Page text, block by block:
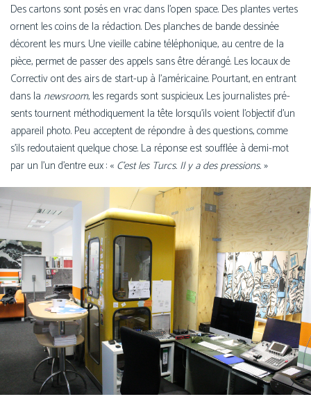
Des car­tons sont posés en vrac dans l’open space. Des plantes vertes
ornent les coins de la rédac­tion. Des planches de bande des­si­née
décorent les murs. Une vieille cabine télé­pho­nique, au centre de la
pièce, per­met de pas­ser des appels sans être déran­gé. Les locaux de
Correctiv ont des airs de start-up à l’américaine. Pourtant, en entrant
dans la news­room, les regards sont sus­pi­cieux. Les jour­na­listes pré­
sents tournent métho­di­que­ment la tête lors­qu’ils voient l’ob­jec­tif d’un
appa­reil pho­to. Peu acceptent de répondre à des ques­tions, comme
s’ils redou­taient quelque chose. La réponse est souf­flée à demi-mot
par un l’un d’entre eux : « C’est les Turcs. Il y a des pres­sions.»